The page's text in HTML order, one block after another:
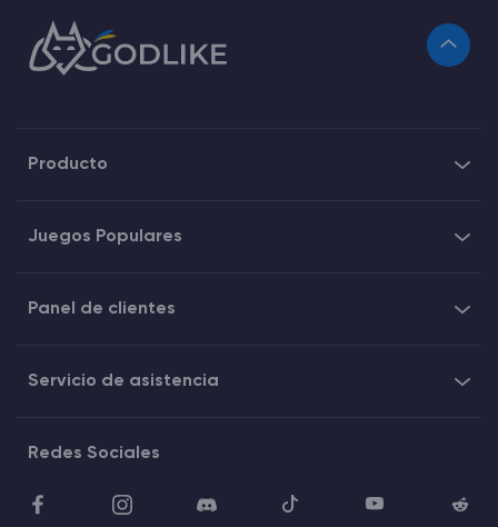
Producto
Juegos Populares
Panel de clientes
Servicio de asistencia
Redes Sociales